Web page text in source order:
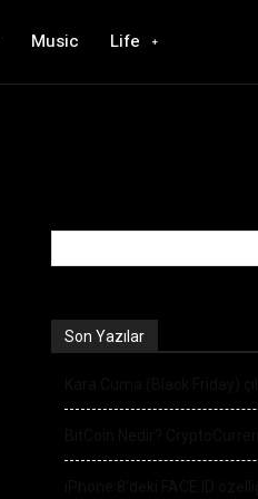
Music Life
Son Yazılar